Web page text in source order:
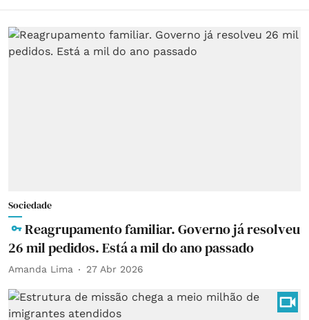
Sociedade
Reagrupamento familiar. Governo já resolveu
26 mil pedidos. Está a mil do ano passado
Amanda Lima 27 Abr 2026